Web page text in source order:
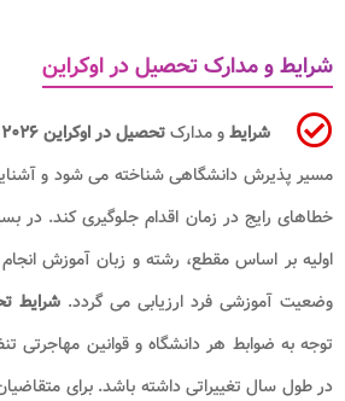
شرایط و مدارک تحصیل در اوکراین
شرایطو مدارکتحصیل در اوکراین ۲۰۲۶
مسیر پذیرش دانشگاهی شناخته می شود و
خطاهای رایج در زمان اقدام جلوگیری کند. در
اولیه بر اساس مقطع، رشته و زبان آموزش
وضعیت آموزشی فرد ارزیابی می گردد. شرایط
توجه به ضوابط هر دانشگاه و قوانین
در طول سال تغییراتی داشته باشد. برای